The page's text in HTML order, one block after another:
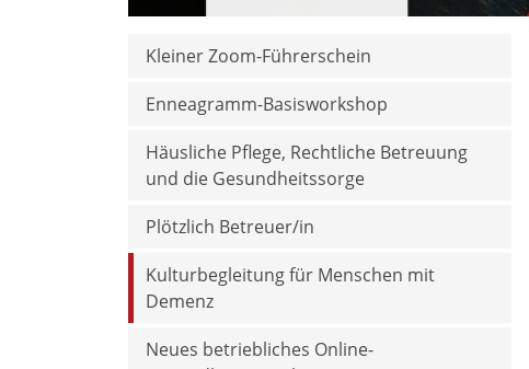
Kleiner Zoom-Führerschein
Enneagramm-Basisworkshop
Häusliche Pflege, Rechtliche Betreuung
und die Gesundheitssorge
Plötzlich Betreuer/in
Kulturbegleitung für Menschen mit
Demenz
Neues betriebliches Online-